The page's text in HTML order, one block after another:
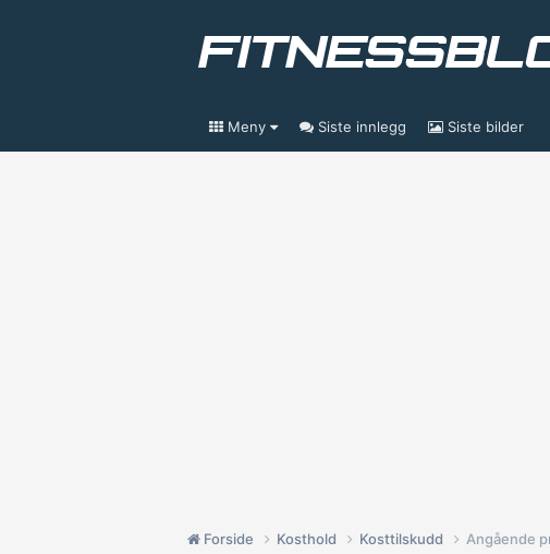
Meny Siste innlegg Siste bilder
Forside Kosthold Kosttilskudd Angående